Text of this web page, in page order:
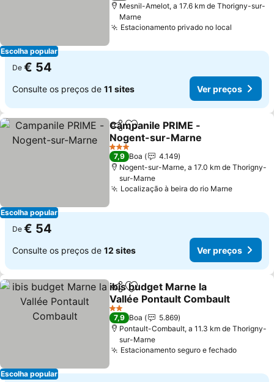
Escolha popular
Mesnil-Amelot, a 17.6 km de Thorigny-sur-
Marne
Estacionamento privado no local
De € 54
Consulte os preços de 11 sites Ver preços
Escolha popular
PartilharAdicionar aos favoritos
Campanile PRIME -
Nogent-sur-Marne
Ver preços
3 Estrelas
7,9 Boa
4.149
Nogent-sur-Marne, a 17.0 km de Thorigny-
sur-Marne
Localização à beira do rio MarneVer
De € 54
Consulte os preços de 12 sites Ver preços
Escolha popular
PartilharAdicionar aos favoritos
ibis budget Marne la
Vallée Pontault Combault
Ver preços
2 Estrelas
7,9 Boa
5.869
Pontault-Combault, a 11.3 km de Thorigny-
sur-Marne
Estacionamento seguro e fechadoVer